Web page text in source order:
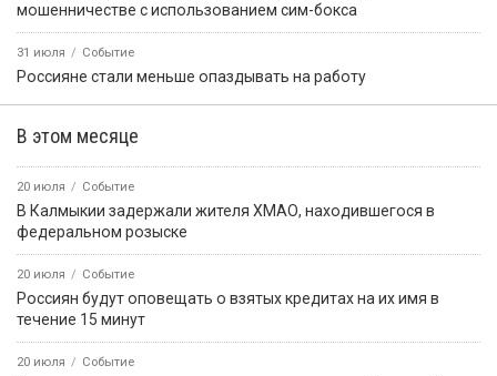
мошенничестве с использованием сим-бокса
31 июля Событие
Россияне стали меньше опаздывать на работу
В этом месяце
20 июля Событие
В Калмыкии задержали жителя ХМАО, находившегося в
федеральном розыске
20 июля Событие
Россиян будут оповещать о взятых кредитах на их имя в
течение 15 минут
20 июля Событие